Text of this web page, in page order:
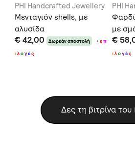
PHI Handcrafted Jewellery
Μενταγιόν shells, με
αλυσίδα
€ 42,00 Δωρεάν αποστολή +επ
ιλογές
PHI
με
€
ιλογές
Δες τη βιτρίνα